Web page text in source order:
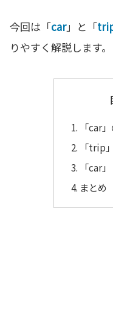
今回は「car」と「
りやすく解説します。
「car
「trip
「car
まとめ